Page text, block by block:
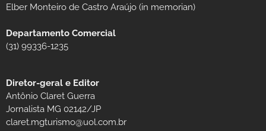
Elber Monteiro de Castro Araújo (in memorian)
Departamento Comercial
(31) 99336-1235
Diretor-geral e Editor
Antônio Claret Guerra
Jornalista MG 02142/JP
claret.mgturismo@uol.com.br